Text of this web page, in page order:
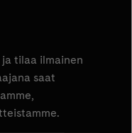
tilaa ilmainen
saat